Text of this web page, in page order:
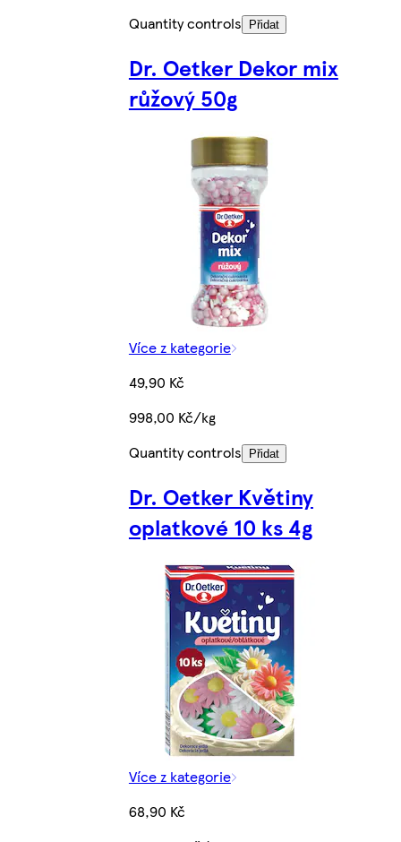
Quantity controls
Přidat
Dr. Oetker Dekor mix
růžový 50g
Více z kategorie
49,90 Kč
998,00 Kč/kg
Quantity controls
Přidat
Dr. Oetker Květiny
oplatkové 10 ks 4g
Více z kategorie
68,90 Kč